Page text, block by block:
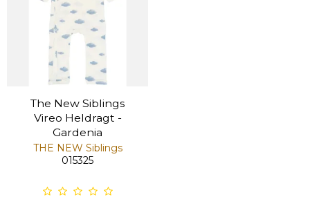
The New Siblings
Vireo Heldragt -
Gardenia
THE NEW Siblings
015325